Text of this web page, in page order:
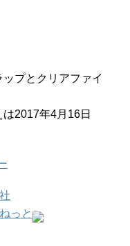
プとクリアファイ
2017年4月16日
っと